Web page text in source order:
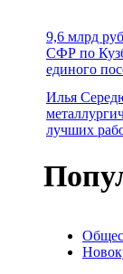
9,6 млрд
СФР по
единого
Илья
лучших